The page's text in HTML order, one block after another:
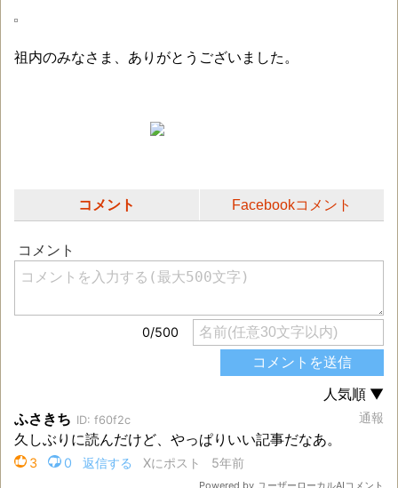
祖内のみなさま、ありがとうございました。
コメント Facebookコメント